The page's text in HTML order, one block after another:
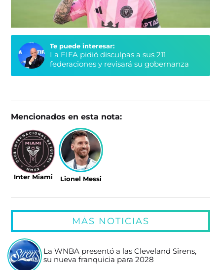
Te puede interesar:
La FIFA pidió disculpas a sus 211
federaciones y revisará su gobernanza
Mencionados en esta nota:
Inter Miami Lionel Messi
MÁS NOTICIAS
La WNBA presentó a las Cleveland Sirens,
su nueva franquicia para 2028